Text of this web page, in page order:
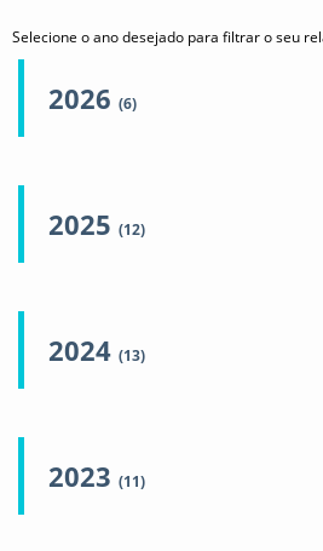
Selecione o ano desejado para filtrar o seu
2026 (6)
2025 (12)
2024 (13)
2023 (11)